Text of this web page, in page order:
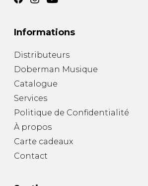
Informations
Distributeurs
Doberman Musique
Catalogue
Services
Politique de Confidentialité
À propos
Carte cadeaux
Contact